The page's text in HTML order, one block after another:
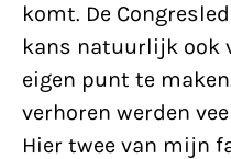
komt. De
kans natuurlijk ook
eigen punt te
verhoren werden
Hier twee van mijn